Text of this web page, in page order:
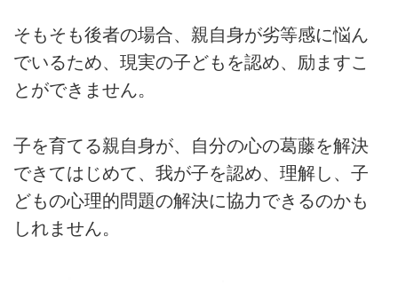
そもそも後者の場合、親自身が劣等感に悩ん
でいるため、現実の子どもを認め、励ますこ
とができません。
子を育てる親自身が、自分の心の葛藤を解決
できてはじめて、我が子を認め、理解し、子
どもの心理的問題の解決に協力できるのかも
しれません。